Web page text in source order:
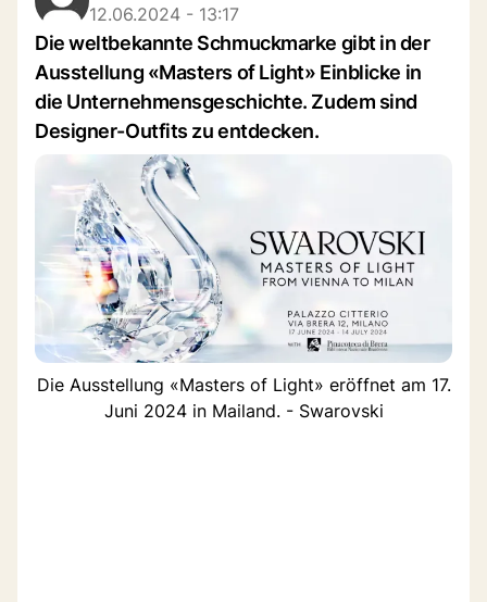
12.06.2024 - 13:17
Die weltbekannte Schmuckmarke gibt in der
Ausstellung «Masters of Light» Einblicke in
die Unternehmensgeschichte. Zudem sind
Designer-Outfits zu entdecken.
Die Ausstellung «Masters of Light» eröffnet am 17.
Juni 2024 in Mailand. - Swarovski